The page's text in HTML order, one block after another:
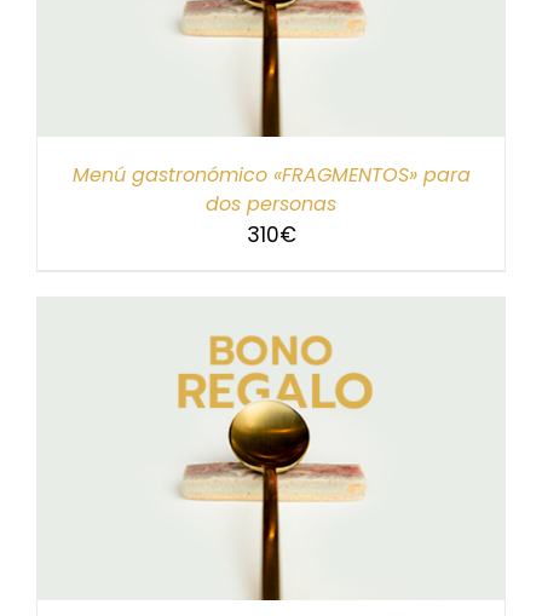
Menú gastronómico «FRAGMENTOS» para
dos personas
310€